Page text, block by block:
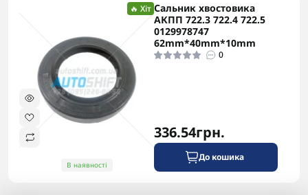
🔥 Хіт
В наявності
Сальник хвостовика
АКПП 722.3 722.4 722.5
0129978747
62mm*40mm*10mm
0
336.54грн.
До кошика